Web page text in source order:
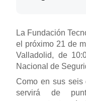
La Fundación
el próximo 21 de
Valladolid, de
Nacional de
Como en sus seis
servirá de